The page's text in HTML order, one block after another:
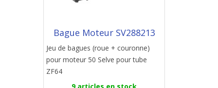
Bague Moteur SV288213
Jeu de bagues (roue + couronne)
pour moteur 50 Selve pour tube
ZF64